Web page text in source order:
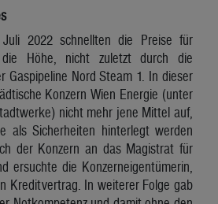
2022 schnellten die Preise für
Höhe, nicht zuletzt durch die
Gaspipeline Nord Steam 1. In dieser
Konzern Wien Energie (unter
nicht mehr jene Mittel auf,
als Sicherheiten hinterlegt werden
der Konzern an das Magistrat für
ersuchte die Konzerneigentümerin,
Kreditvertrag. In weiterer Folge gab